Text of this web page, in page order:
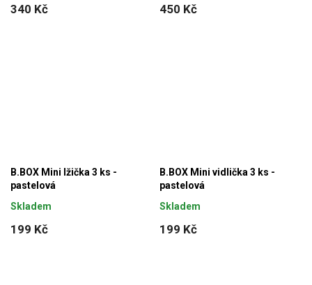
340 Kč 450 Kč
B.BOX Mini lžička 3 ks -
pastelová
199 Kč
Skladem
B.BOX Mini vidlička 3 ks -
pastelová
199 Kč
Skladem